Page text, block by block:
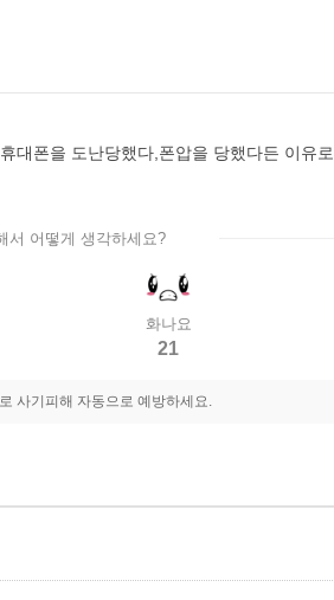
폰을 도난당했다,폰압을 당했다든 이유
서 어떻게 생각하세요?
화나요
21
사기피해 자동으로 예방하세요.